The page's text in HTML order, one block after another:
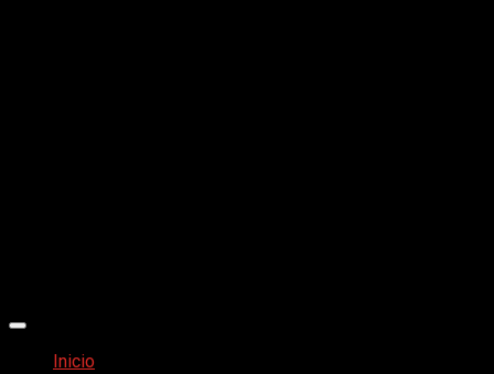
Menú
principalInicio